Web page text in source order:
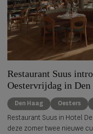
Restaurant Suus
Oestervrijdag in Den
Den Haag Oesters
Restaurant Suus in Hotel
deze zomer twee nieuwe